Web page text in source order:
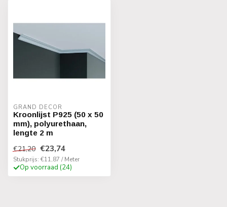
GRAND DECOR
Kroonlijst P925 (50 x 50
mm), polyurethaan,
lengte 2 m
€21,20 €23,74
Stukprijs: €11,87 / Meter
Op voorraad (24)